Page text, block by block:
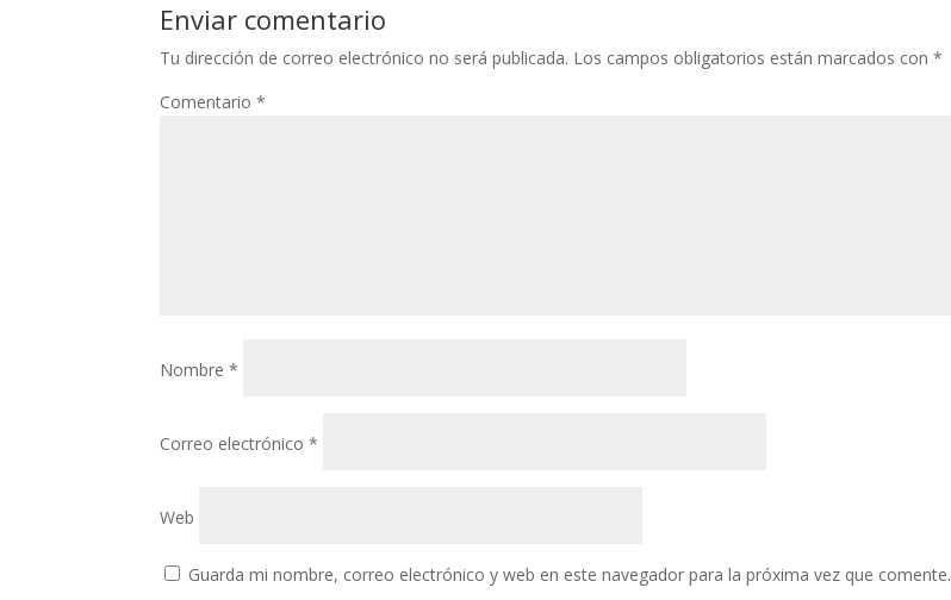
Enviar comentario
Tu dirección de correo electrónico no será publicada. Los campos obligatorios están marcados con*
Comentario*
Nombre*
Correo electrónico*
Web
Guarda mi nombre, correo electrónico y web en este navegador para la próxima vez que comente.